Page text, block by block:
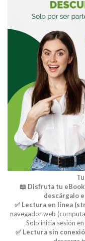
📖 Disfruta tu eBook
descárgalo
✅ Lectura en línea
navegador web
Solo inicia sesión
✅ Lectura sin